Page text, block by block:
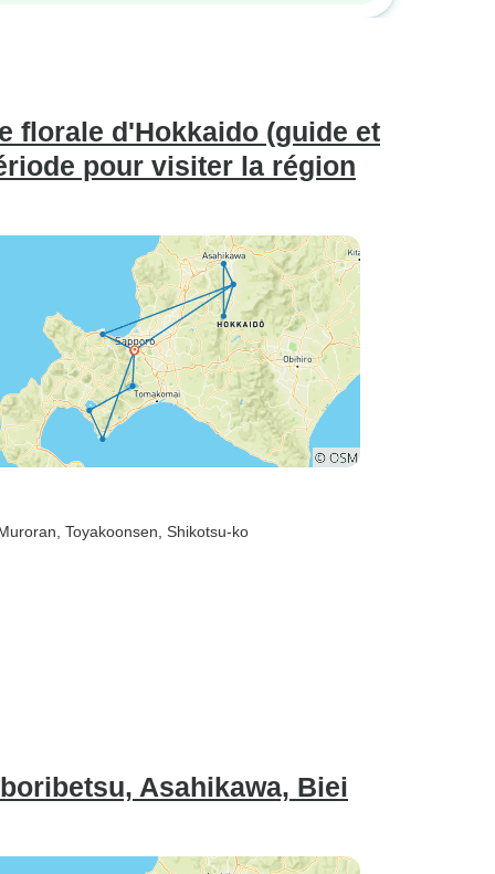
florale d'Hokkaido (guide et
pour visiter la région
, Toyakoonsen , Shikotsu-ko
Asahikawa, Biei